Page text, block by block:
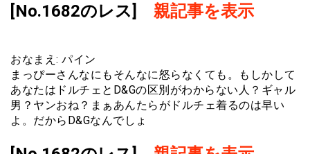
[No.1682のレス] 親記事を表示
おなまえ: パイン
まっぴーさんなにもそんなに怒らなくても。もしかして
あなたはドルチェとD&Gの区別がわからない人？ギャル
男？ヤンおね？まぁあんたらがドルチェ着るのは早い
よ。だからD&Gなんでしょ